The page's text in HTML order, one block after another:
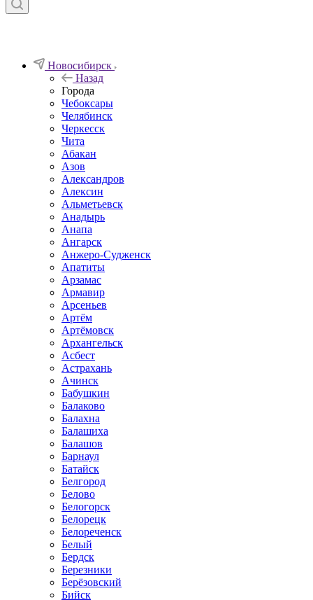
Новосибирск
Назад
Города
Чебоксары
Челябинск
Черкесск
Чита
Абакан
Азов
Александров
Алексин
Альметьевск
Анадырь
Анапа
Ангарск
Анжеро-Судженск
Апатиты
Арзамас
Армавир
Арсеньев
Артём
Артёмовск
Архангельск
Асбест
Астрахань
Ачинск
Бабушкин
Балаково
Балахна
Балашиха
Балашов
Барнаул
Батайск
Белгород
Белово
Белогорск
Белорецк
Белореченск
Белый
Бердск
Березники
Берёзовский
Бийск